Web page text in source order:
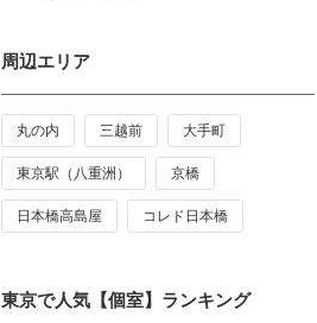
周辺エリア
丸の内 三越前 大手町
東京駅（八重洲） 京橋
日本橋高島屋 コレド日本橋
東京で人気【個室】ランキング